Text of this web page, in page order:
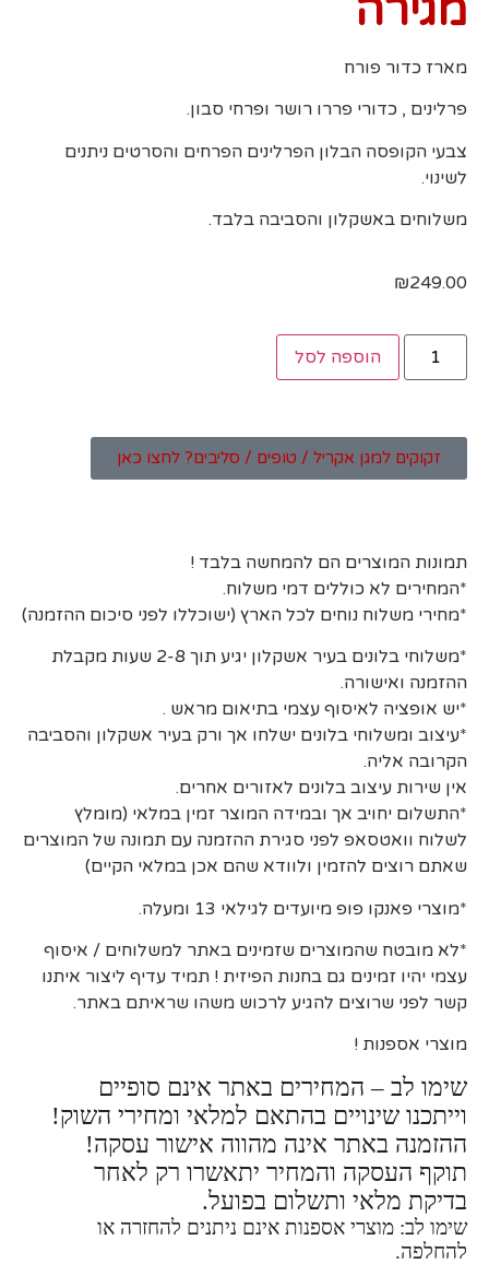
מגירה
מארז כדור פורח
פרלינים , כדורי פררו רושר ופרחי סבון.
צבעי הקופסה הבלון הפרלינים הפרחים והסרטים ניתנים
לשינוי.
משלוחים באשקלון והסביבה בלבד.
₪249.00
הוספה לסל
זקוקים למגן אקריל / טופים / סליבים? לחצו כאן
תמונות המוצרים הם להמחשה בלבד !
*המחירים לא כוללים דמי משלוח.
*מחירי משלוח נוחים לכל הארץ (ישוכללו לפני סיכום ההזמנה)
*משלוחי בלונים בעיר אשקלון יגיע תוך 2-8 שעות מקבלת
ההזמנה ואישורה.
*יש אופציה לאיסוף עצמי בתיאום מראש .
*עיצוב ומשלוחי בלונים ישלחו אך ורק בעיר אשקלון והסביבה
הקרובה אליה.
אין שירות עיצוב בלונים לאזורים אחרים.
*התשלום יחויב אך ובמידה המוצר זמין במלאי (מומלץ
לשלוח וואטסאפ לפני סגירת ההזמנה עם תמונה של המוצרים
שאתם רוצים להזמין ולוודא שהם אכן במלאי הקיים)
*מוצרי פאנקו פופ מיועדים לגילאי 13 ומעלה.
*לא מובטח שהמוצרים שזמינים באתר למשלוחים / איסוף
עצמי יהיו זמינים גם בחנות הפיזית ! תמיד עדיף ליצור איתנו
קשר לפני שרוצים להגיע לרכוש משהו שראיתם באתר.
מוצרי אספנות !
שימו לב – המחירים באתר אינם סופיים
וייתכנו שינויים בהתאם למלאי ומחירי השוק!
ההזמנה באתר אינה מהווה אישור עסקה!
תוקף העסקה והמחיר יתאשרו רק לאחר
בדיקת מלאי ותשלום בפועל.
שימו לב: מוצרי אספנות אינם ניתנים להחזרה או
להחלפה.